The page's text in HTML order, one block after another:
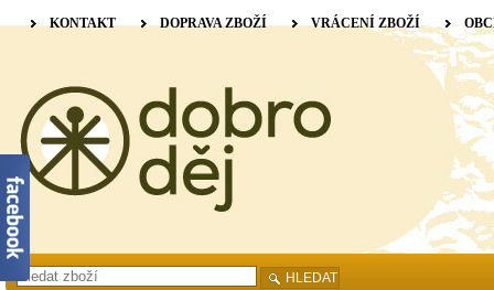
KONTAKT DOPRAVA ZBOŽÍ VRÁCENÍ ZBOŽÍ
HLEDAT